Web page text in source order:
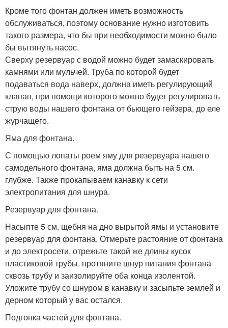
Кроме того фонтан должен иметь возможность
обслуживаться, поэтому основание нужно изготовить
такого размера, что бы при необходимости можно было
бы вытянуть насос.
Сверху резервуар с водой можно будет замаскировать
камнями или мульчей. Труба по которой будет
подаваться вода наверх, должна иметь регулирующий
клапан, при помощи которого можно будет регулировать
струю воды нашего фонтана от бьющего гейзера, до еле
журчащего.
Яма для фонтана.
С помощью лопаты роем яму для резервуара нашего
самодельного фонтана, яма должна быть на 5 см.
глубже. Также прокапываем канавку к сети
электропитания для шнура.
Резервуар для фонтана.
Насыпте 5 см. щебня на дно вырытой ямы и установите
резервуар для фонтана. Отмерьте растояние от фонтана
и до электросети, отрежьте такой же длины кусок
пластиковой трубы. протяните шнур питания фонтана
сквозь трубу и заизолируйте оба конца изолентой.
Уложите трубу со шнуром в канавку и засыпьте землей и
дерном который у вас остался.
Подгонка частей для фонтана.